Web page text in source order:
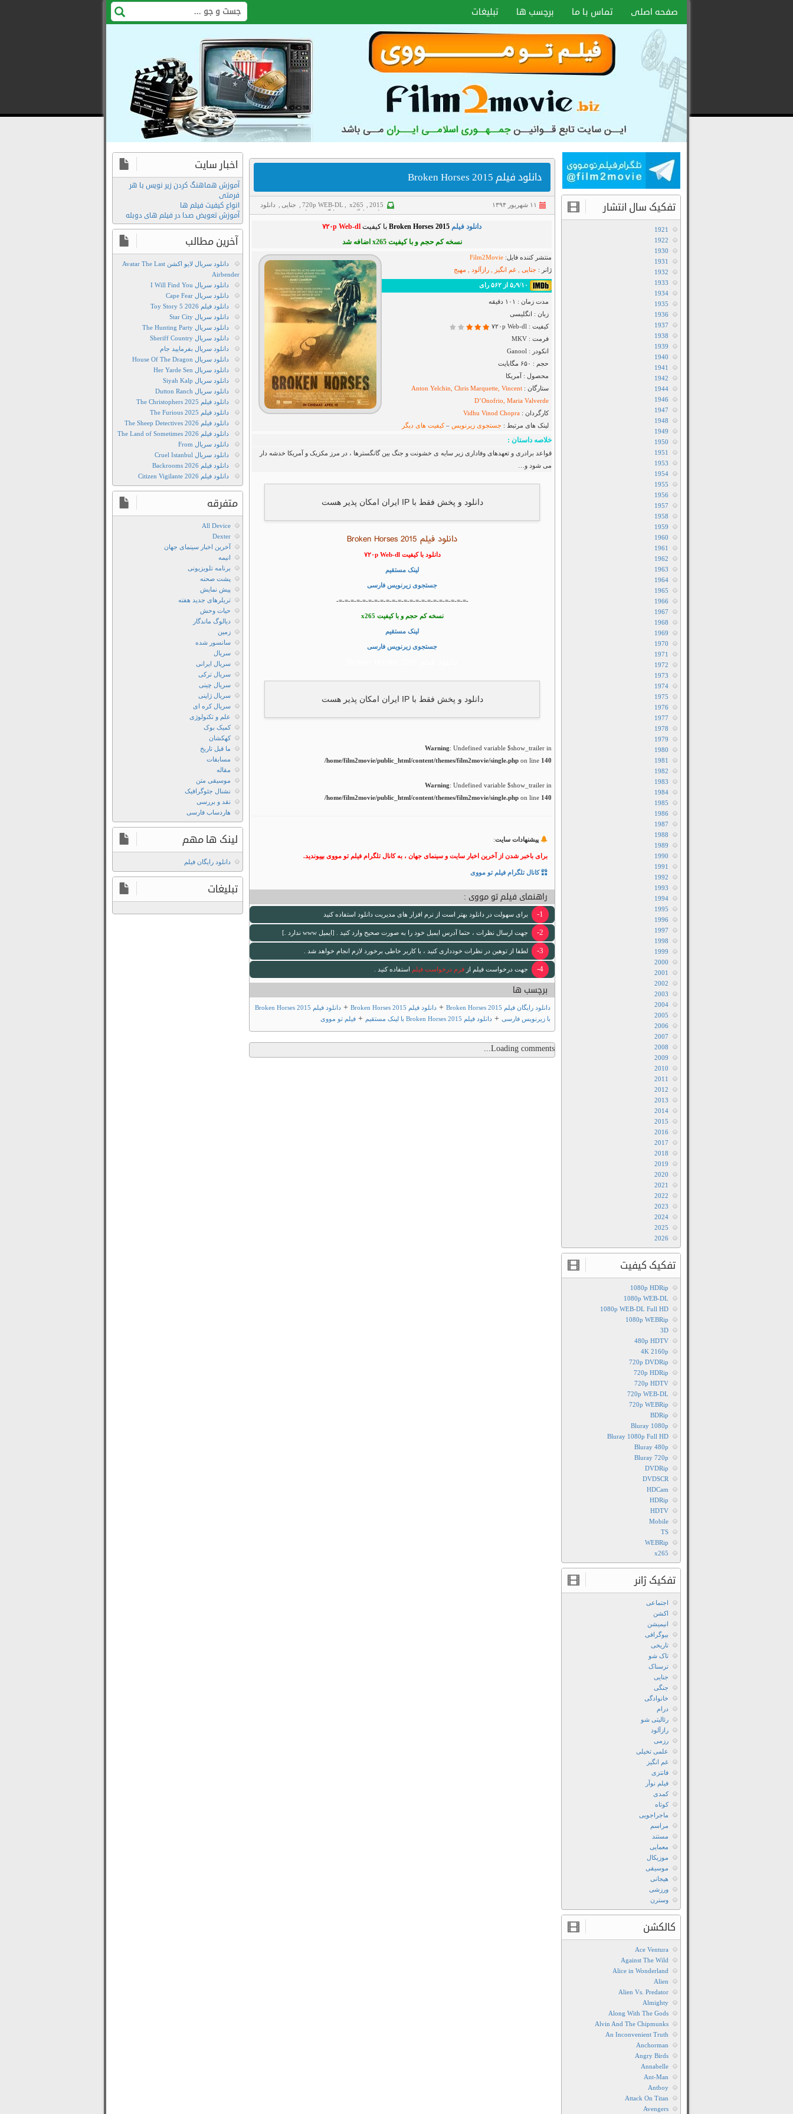
صفحه اصلی تماس با ما برچسب ها تبلیغات
دانلود فیلم Broken Horses 2015
۱۱ شهریور ۱۳۹۴ 2015
720p WEB-DL x265 جنایی
دانلود
فیلم
رازآلود غم انگیز هیجانی
دانلود فیلم Broken Horses 2015با کیفیت ۷۲۰p Web-dl
نسخه کم حجم و با کیفیت x265 اضافه شد
منتشر کننده فایل: Film2Movie
ژانر : جنایی , غم انگیز , رازآلود , مهیج
مدت زمان : ۱۰۱ دقیقه
زبان : انگلیسی
کیفیت : ۷۲۰p Web-dl
فرمت : MKV
انکودر : Ganool
حجم : ۶۵۰ مگابایت
محصول : آمریکا
ستارگان : Anton Yelchin, Chris Marquette, Vincent
D’Onofrio, Maria Valverde
کارگردان : Vidhu Vinod Chopra
لینک های مرتبط : جستجوی زیرنویس –کیفیت های دیگر
خلاصه داستان :
قواعد برادری و تعهدهای وفاداری زیر سایه ی خشونت و جنگ بین گانگسترها ، در مرز مکزیک و آمریکا خدشه دار
می شود و…
دانلود و پخش فقط با IP ایران امکان پذیر هست
دانلود فیلم Broken Horses 2015
دانلود با کیفیت ۷۲۰p Web-dl
لینک مستقیم
جستجوی زیرنویس فارسی
-=-=-=-=-=-=-=-=-=-=-=-=-=-=-=-=-=-=-=-=-=-=-
نسخه کم حجم و با کیفیت x265
لینک مستقیم
جستجوی زیرنویس فارسی
دانلود و پخش فقط با IP ایران امکان پذیر هست
Warning: Undefined variable $show_trailer in
/home/film2movie/public_html/content/themes/film2movie/single.php on line 140
Warning: Undefined variable $show_trailer in
/home/film2movie/public_html/content/themes/film2movie/single.php on line 140
پیشنهادات سایت:
برای باخبر شدن از آخرین اخبار سایت و سینمای جهان ، به کانال تلگرام فیلم تو مووی بپیوندید.
کانال تلگرام فیلم تو مووی
راهنمای فیلم تو مووی :
1- برای سهولت در دانلود بهتر است از نرم افزار های مدیریت دانلود استفاده کنید
2- جهت ارسال نظرات ، حتما آدرس ایمیل خود را به صورت صحیح وارد کنید . [ایمیل www ندارد .]
3- لطفا از توهین در نظرات خودداری کنید ، با کاربر خاطی برخورد لازم انجام خواهد شد .
4- جهت درخواست فیلم از فرم درخواست فیلم استفاده کنید .
برچسب ها
دانلود رايگان فيلم Broken Horses 2015 + دانلود فیلم Broken Horses 2015 +
دانلود فیلم Broken Horses 2015
با زیرنویس فارسی+ دانلود فیلم Broken Horses 2015 با لینک مستقیم + فیلم تو مووی
Loading comments...
تفکیک سال انتشار
1921
1922
1930
1931
1932
1933
1934
1935
1936
1937
1938
1939
1940
1941
1942
1944
1946
1947
1948
1949
1950
1951
1953
1954
1955
1956
1957
1958
1959
1960
1961
1962
1963
1964
1965
1966
1967
1968
1969
1970
1971
1972
1973
1974
1975
1976
1977
1978
1979
1980
1981
1982
1983
1984
1985
1986
1987
1988
1989
1990
1991
1992
1993
1994
1995
1996
1997
1998
1999
2000
2001
2002
2003
2004
2005
2006
2007
2008
2009
2010
2011
2012
2013
2014
2015
2016
2017
2018
2019
2020
2021
2022
2023
2024
2025
2026
تفکیک کیفیت
1080p HDRip
1080p WEB-DL
1080p WEB-DL Full HD
1080p WEBRip
3D
480p HDTV
4K 2160p
720p DVDRip
720p HDRip
720p HDTV
720p WEB-DL
720p WEBRip
BDRip
Bluray 1080p
Bluray 1080p Full HD
Bluray 480p
Bluray 720p
DVDRip
DVDSCR
HDCam
HDRip
HDTV
Mobile
TS
WEBRip
x265
تفکیک ژانر
اجتماعی
اکشن
انیمیشن
بیوگرافی
تاریخی
تاک شو
ترسناک
جنایی
جنگی
خانوادگی
درام
رئالیتی شو
رازآلود
رزمی
علمی تخیلی
غم انگیز
فانتزی
فیلم نوآر
کمدی
کوتاه
ماجراجویی
مراسم
مستند
معمایی
موزیکال
موسیقی
هیجانی
ورزشی
وسترن
کالکشن
Ace Ventura
Against The Wild
Alice in Wonderland
Alien
Alien Vs. Predator
Almighty
Along With The Gods
Alvin And The Chipmunks
An Inconvenient Truth
Anchorman
Angry Birds
Annabelle
Ant-Man
Antboy
Attack On Titan
Avengers
اخبار سایت
آموزش هماهنگ کردن زیر نویس با هر
فرمتی
انواع کیفیت فیلم ها
آموزش تعویض صدا در فیلم های دوبله
آخرین مطالب
دانلود سریال لایو اکشن Avatar The Last
Airbender
دانلود سریال I Will Find You
دانلود سریال Cape Fear
دانلود فیلم Toy Story 5 2026
دانلود سریال Star City
دانلود سریال The Hunting Party
دانلود سریال Sheriff Country
دانلود سریال بفرمایید جام
دانلود سریال House Of The Dragon
دانلود سریال Her Yarde Sen
دانلود سریال Siyah Kalp
دانلود سریال Dutton Ranch
دانلود فیلم The Christophers 2025
دانلود فیلم The Furious 2025
دانلود فیلم The Sheep Detectives 2026
دانلود فیلم The Land of Sometimes 2026
دانلود سریال From
دانلود سریال Cruel Istanbul
دانلود فیلم Backrooms 2026
دانلود فیلم Citizen Vigilante 2026
متفرقه
All Device
Dexter
آخرین اخبار سینمای جهان
انیمه
برنامه تلویزیونی
پشت صحنه
پیش نمایش
تریلرهای جدید هفته
حیات وحش
دیالوگ ماندگار
زمین
سانسور شده
سریال
سریال ایرانی
سریال ترکی
سریال چینی
سریال ژاپنی
سریال کره ای
علم و تکنولوژی
کمیک بوک
کهکشان
ما قبل تاریخ
مسابقات
مقاله
موسیقی متن
نشنال جئوگرافیک
نقد و بررسی
هاردساب فارسی
لینک ها مهم
دانلود رایگان فیلم
تبلیغات